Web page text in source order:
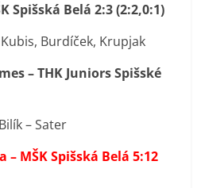
Spišská Belá 2:3 (2:2,0:1)
Kubis, Burdíček, Krupjak
– THK Juniors Spišské
– Sater
– MŠK Spišská Belá 5:12